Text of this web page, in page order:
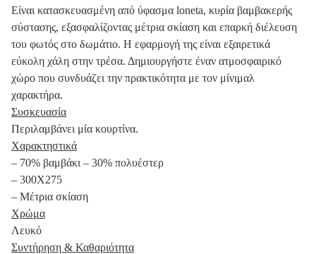
Είναι κατασκευασμένη από ύφασμα loneta, κυρία βαμβακερής
σύστασης, εξασφαλίζοντας μέτρια σκίαση και επαρκή διέλευση
του φωτός στο δωμάτιο. Η εφαρμογή της είναι εξαιρετικά
εύκολη χάλη στην τρέσα. Δημιουργήστε έναν ατμοσφαιρικό
χώρο που συνδυάζει την πρακτικότητα με τον μίνιμαλ
χαρακτήρα.
Συσκευασία
Περιλαμβάνει μία κουρτίνα.
Χαρακτηστικά
– 70% βαμβάκι – 30% πολυέστερ
– 300Χ275
– Μέτρια σκίαση
Χρώμα
Λευκό
Συντήρηση & Καθαριότητα